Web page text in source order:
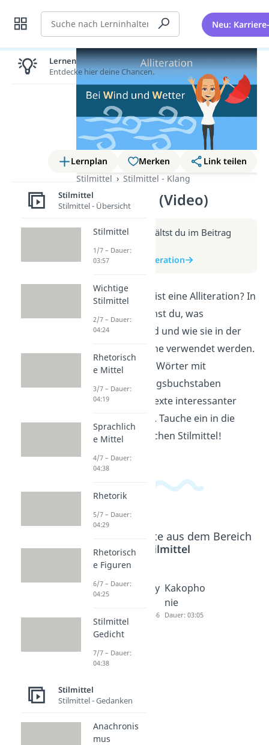
Suche Neu:
Lernplan Merken
Link teilen
Stilmittel
Stilmittel - Klang
Alliteration (Video)
Weitere Infos erhältst du im Beitrag
zum Video
zum Beitrag: Alliteration
Erklärvideo: Was ist eine Alliteration? In
diesem Video lernst du, was
Alliterationen sind und wie sie in der
deutschen Sprache verwendet werden.
Erfahre, wie man Wörter mit
demselben Anfangsbuchstaben
kombiniert, um Texte interessanter
klingen zu lassen. Tauche ein in die
Welt der sprachlichen Stilmittel!
Beliebte Inhalte aus dem Bereich
Stilmittel
AssonanzHomony
Dauer: 03:56
Kakopho
nie
Dauer: 03:05
Lernen lohnt sich!
Entdecke hier deine Chancen.
Stilmittel
Stilmittel - Übersicht
Stilmittel
1/7 – Dauer:
03:57
Wichtige
Stilmittel
2/7 – Dauer:
04:24
Rhetorisch
e Mittel
3/7 – Dauer:
04:19
Sprachlich
e Mittel
4/7 – Dauer:
04:38
Rhetorik
5/7 – Dauer:
04:29
Rhetorisch
e Figuren
6/7 – Dauer:
04:25
Stilmittel
Gedicht
7/7 – Dauer:
04:38
Stilmittel
Stilmittel - Gedanken
Anachronis
mus